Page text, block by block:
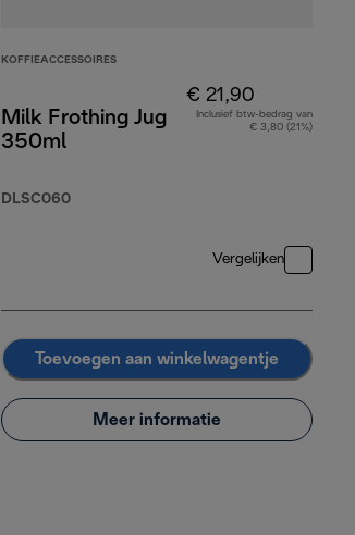
KOFFIEACCESSOIRES
Milk Frothing Jug
350ml
DLSC060
€ 21,90
Inclusief btw-bedrag van
€ 3,80 (21%)
Vergelijken
Toevoegen aan winkelwagentje
Meer informatie